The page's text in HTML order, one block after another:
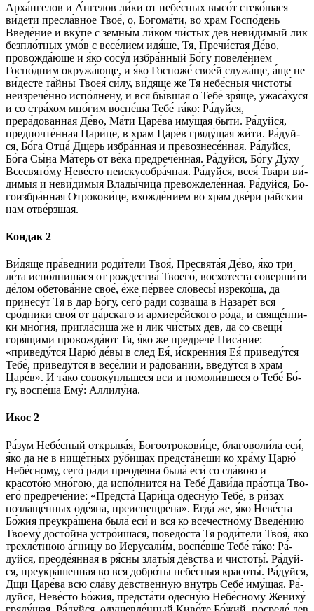
Арха́нгелов и А́н­ге­лов ли́ки от не­бе́с­ных вы­со́т стеко́шася
ви́дети пре­сла́в­ное Твое́, о, Бо­го­ма́­ти, во храм Госпо́день
Введе́ние и вку́­пе с земны́м ли́­ком чи́стых дев неви́димый лик
безпло́тных умо́в с ве­се́­ли­ем идя́ше, Тя, Пре­чи́с­тая Де́­во,
провожда́юще и я́ко со­су́д из­бра́н­ный Бо́­гу повеле́нием
Госпо́дним окружа́юще, и я́ко Гос­по­же́ свое́й служа́ще, а́ще не
ви́десте та́й­ны Твоея́ си́­лу, ви́­дя­ще же Тя не­бе́с­ныя чис­то­ты́
неизрече́нно испо́лнену, и вся бы́в­шая о Те­бе́ зря́ще, ужаса́хуся
и со стра́­хом мно́гим воспе́ша Те­бе́ та́­ко: Ра́­дуй­ся,
прера́дованная Де́­во, Ма́­ти Ца­ре́­ва иму́щая бы­ти. Ра́­дуй­ся,
предпочте́нная Ца­ри́­це, в храм Царе́в гряду́щая жи́ти. Ра́­дуй­
ся, Бо́­га От­ца́ Дщерь избра́нная и пре­воз­не­се́н­ная. Ра́­дуй­ся,
Бо́­га Сы́­на Ма́­терь от ве́­ка предрече́нная. Ра́­дуй­ся, Бо́­гу Ду́ху
Всесвято́му Не­ве́с­то неискусобра́чная. Ра́­дуй­ся, всея́ Тва́­ри ви́­
ди­мыя и неви́димыя Влады́чица превожделе́нная. Ра́­дуй­ся, Бо­
го­из­бра́н­ная От­ро­ко­ви́­це, вхожде́нием во храм две́ри ра́йс­кия
нам отве́рзшая.
Кондак 2
Ви́­дя­ще пра́веднии роди́тели Твоя́, Пре­свя­та́я Де́­во, я́ко три
ле́та испо́лнишася от рождества́ Тво­его́, восхоте́ста соверши́ти
де́­лом обетова́ние свое́, е́же пе́рвее сло­ве­сы́ изреко́ша, да
принесу́т Тя в дар Бо́­гу, се­го́ ра́­ди созва́ша в Назаре́т вся
сро́дники своя́ от ца́рскаго и архиере́йского ро́­да, и свя­ще́н­ни­
ки мно́­гия, пригла́сиша же и лик чи́стых дев, да со свещи́
горя́щими провожда́ют Тя, я́ко же предрече́ Писа́ние:
«приведу́тся Ца­рю́ де́­вы в след Ея́, и́скренния Ея́ приведу́тся
Те­бе́, приведу́тся в весе́лии и ра́довании, введу́тся в храм
Царе́в». И та́­ко совоку́пльшеся вси и помоли́вшеся о Те­бе́ Бо́­
гу, воспе́ша Ему́: Алли­лу́иа.
Икос 2
Ра́­зум Не­бе́с­ный открыва́я, Богоотрокови́це, бла­го­во­ли́­ла еси́,
я́ко да не в нище́тных ру́бищах предста́неши ко хра́­му Ца­рю́
Небе́сному, се­го́ ра́­ди преоде́яна была́ еси́ со сла́­вою и
красото́ю мно́гою, да испо́лнится на Те­бе́ Дави́да пра́отца Тво­
его́ предрече́ние: «Предста́ Цари́ца одесну́ю Те­бе́, в ри́зах
позлаще́нных оде́яна, преиспещре́на». Ег­да́ же, я́ко Неве́ста
Бо́­жия преукра́шена была́ еси́ и вся ко всечестно́му Введе́нию
Тво­ему́ досто́йна устро́ишася, поведо́ста Тя роди́тели Твоя́, я́ко
трехле́тнюю а́гницу во Иерусали́м, воспе́вше Те­бе́ та́­ко: Ра́­
дуй­ся, преоде́янная в ря́сны златы́я де́вст­ва и чис­то­ты́. Ра́­дуй­
ся, пре­укра́­шен­ная во вся добро́ты не­бе́с­ныя красоты́. Ра́­дуй­ся,
Дщи Ца­ре́­ва всю сла́­ву де́вственную внутрь Се­бе́ иму́щая. Ра́­
дуй­ся, Не­ве́с­то Бо́­жия, пред­ста́­ти одесну́ю Небе́сному Жениху́